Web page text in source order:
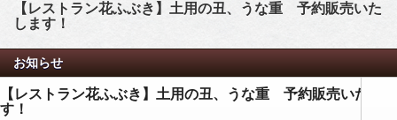
【レストラン花ふぶき】土用の丑、うな重 予約販売いた
します！
お知らせ
【レストラン花ふぶき】土用の丑、うな重 予約販売いたしま
す！